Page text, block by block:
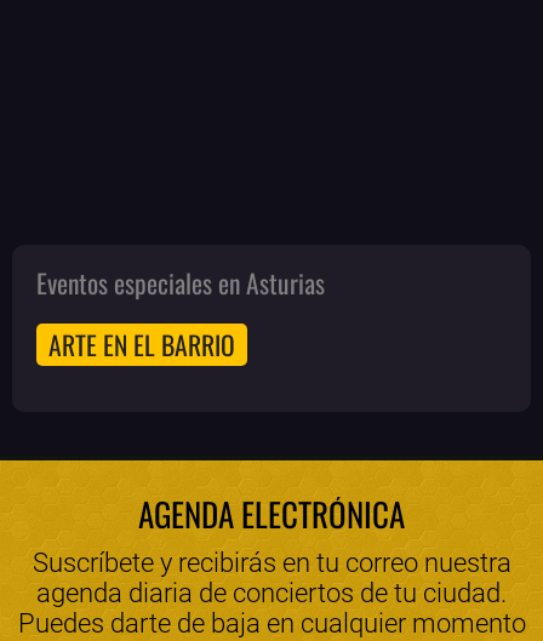
Eventos especiales en Asturias
ARTE EN EL BARRIO
AGENDA ELECTRÓNICA
Suscríbete y recibirás en tu correo nuestra
agenda diaria de conciertos de tu ciudad.
Puedes darte de baja en cualquier momento